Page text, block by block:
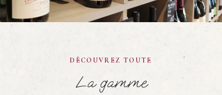
DÉCOUVREZ TOUTE
La gamme